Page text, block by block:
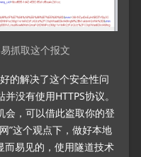
抓取这个报文
的解决了这个安全性问
没有使用HTTPS协议。
会，可以借此盗取你的登
”这个观点下，做好本地
易见的，使用隧道技术